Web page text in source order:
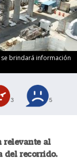
brindará información
3 5
relevante al
del recorrido.